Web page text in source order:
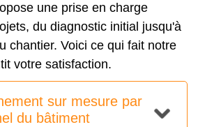
une prise en charge
du diagnostic initial jusqu'à
chantier. Voici ce qui fait notre
votre satisfaction.
sur mesure par
du bâtiment